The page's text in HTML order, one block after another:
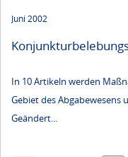
Juni 2002
In 10 Artikeln werden
Gebiet des Abgabewesens
Geändert...